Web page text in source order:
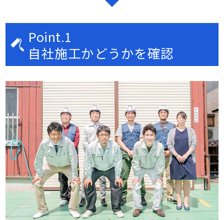
Point.1
自社施工かどうかを確認